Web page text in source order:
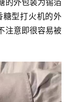
的外包装为锡箔
糖型打火机的外
注意即很容易被